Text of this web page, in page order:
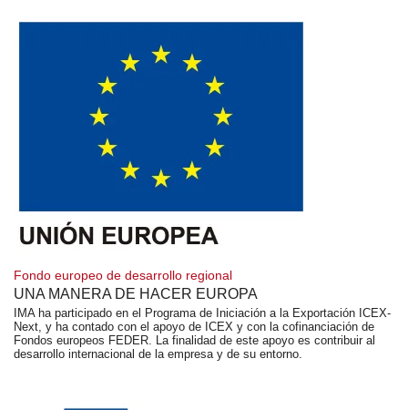
Fondo europeo de desarrollo regional
UNA MANERA DE HACER EUROPA
IMA ha participado en el Programa de Iniciación a la Exportación ICEX-
Next, y ha contado con el apoyo de ICEX y con la cofinanciación de
Fondos europeos FEDER. La finalidad de este apoyo es contribuir al
desarrollo internacional de la empresa y de su entorno.